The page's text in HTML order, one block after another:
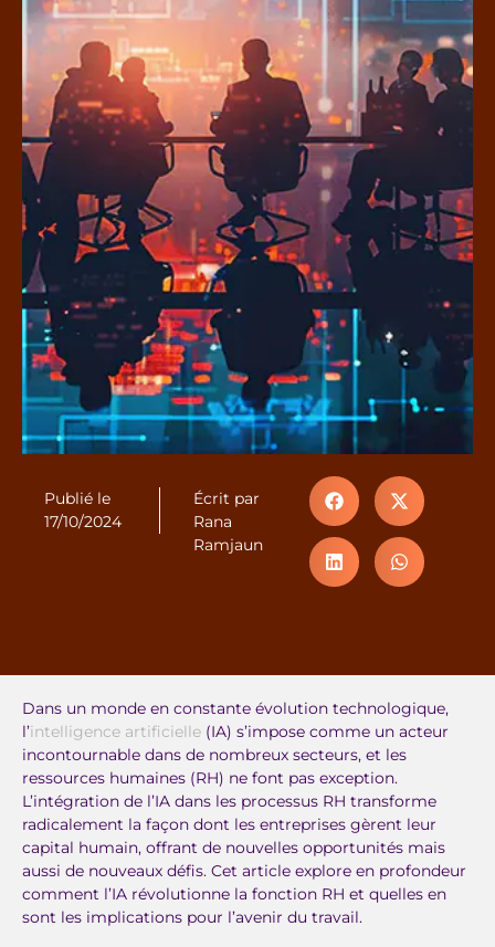
Publié le
17/10/2024
Écrit par
Rana
Ramjaun
Dans un monde en constante évolution technologique,
l’intelligence artificielle (IA) s’impose comme un acteur
incontournable dans de nombreux secteurs, et les
ressources humaines (RH) ne font pas exception.
L’intégration de l’IA dans les processus RH transforme
radicalement la façon dont les entreprises gèrent leur
capital humain, offrant de nouvelles opportunités mais
aussi de nouveaux défis. Cet article explore en profondeur
comment l’IA révolutionne la fonction RH et quelles en
sont les implications pour l’avenir du travail.